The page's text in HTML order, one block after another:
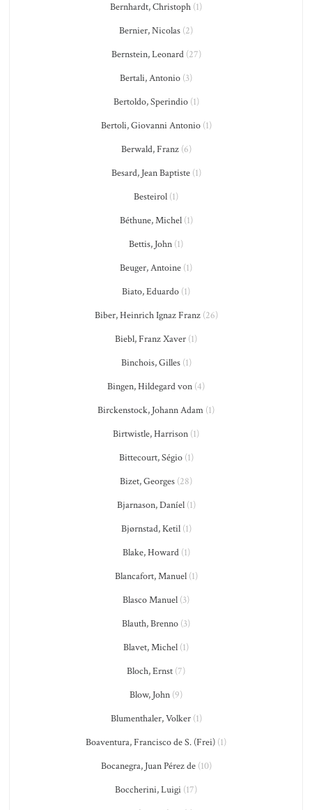
Bernhardt, Christoph (1)
Bernier, Nicolas (2)
Bernstein, Leonard(27)
Bertali, Antonio (3)
Bertoldo, Sperindio(1)
Bertoli, Giovanni Antonio(1)
Berwald, Franz(6)
Besard, Jean Baptiste(1)
Besteirol (1)
Béthune, Michel(1)
Bettis, John (1)
Beuger, Antoine (1)
Biato, Eduardo (1)
Biber, Heinrich Ignaz Franz(26)
Biebl, Franz Xaver (1)
Binchois, Gilles(1)
Bingen, Hildegard von (4)
Birckenstock, Johann Adam (1)
Birtwistle, Harrison (1)
Bittecourt, Ségio(1)
Bizet, Georges (28)
Bjarnason, Daníel(1)
Bjørnstad, Ketil(1)
Blake, Howard(1)
Blancafort, Manuel(1)
Blasco Manuel (3)
Blauth, Brenno (3)
Blavet, Michel (1)
Bloch, Ernst (7)
Blow, John (9)
Blumenthaler, Volker(1)
Boaventura, Francisco de S. (Frei) (1)
Bocanegra, Juan Pérez de(10)
Boccherini, Luigi (17)